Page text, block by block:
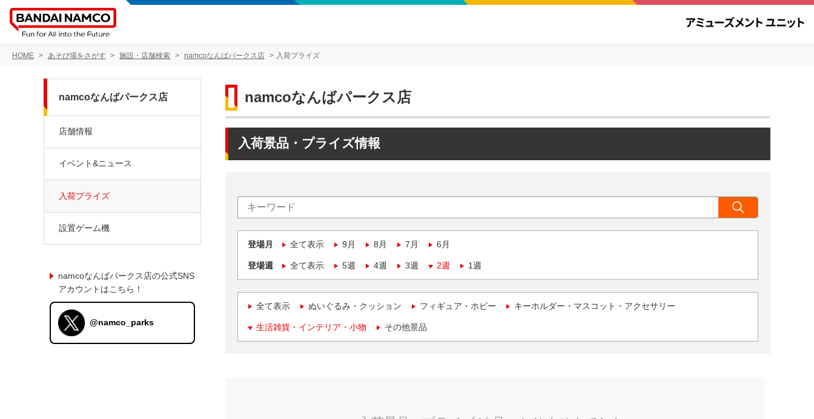
HOME あそび場をさがす 施設・店舗検索 namcoなんばパークス店 入荷プライズ
namcoなんばパークス店
入荷景品・プライズ情報
登場月 全て表示 9月 8月 7月 6月
登場週 全て表示 5週 4週 3週 2週 1週
全て表示 ぬいぐるみ・クッション フィギュア・ホビー キーホルダー・マスコット・アクセサリー
生活雑貨・インテリア・小物 その他景品
namcoなんばパークス店
店舗情報
イベント&ニュース
入荷プライズ
設置ゲーム機
namcoなんばパークス店の公式SNS
アカウントはこちら！
@namco_parks